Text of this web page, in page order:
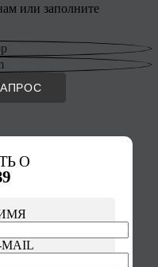
или заполните
О